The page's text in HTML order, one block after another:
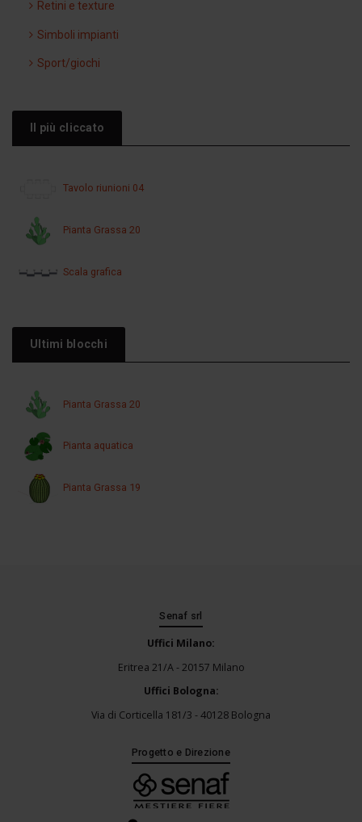
Retini e texture
Simboli impianti
Sport/giochi
Il più cliccato
Tavolo riunioni 04
Pianta Grassa 20
Scala grafica
Ultimi blocchi
Pianta Grassa 20
Pianta aquatica
Pianta Grassa 19
Senaf srl
Uffici Milano:
Eritrea 21/A - 20157 Milano
Uffici Bologna:
Via di Corticella 181/3 - 40128 Bologna
Progetto e Direzione